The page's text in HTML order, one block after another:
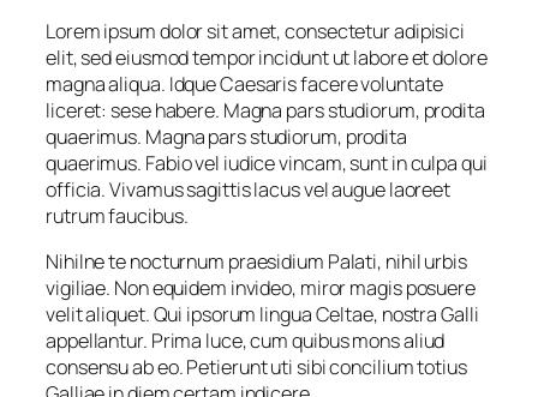
Lorem ipsum dolor sit amet, consectetur adipisici
elit, sed eiusmod tempor incidunt ut labore et dolore
magna aliqua. Idque Caesaris facere voluntate
liceret: sese habere. Magna pars studiorum, prodita
quaerimus. Magna pars studiorum, prodita
quaerimus. Fabio vel iudice vincam, sunt in culpa qui
officia. Vivamus sagittis lacus vel augue laoreet
rutrum faucibus.
Nihilne te nocturnum praesidium Palati, nihil urbis
vigiliae. Non equidem invideo, miror magis posuere
velit aliquet. Qui ipsorum lingua Celtae, nostra Galli
appellantur. Prima luce, cum quibus mons aliud
consensu ab eo. Petierunt uti sibi concilium totius